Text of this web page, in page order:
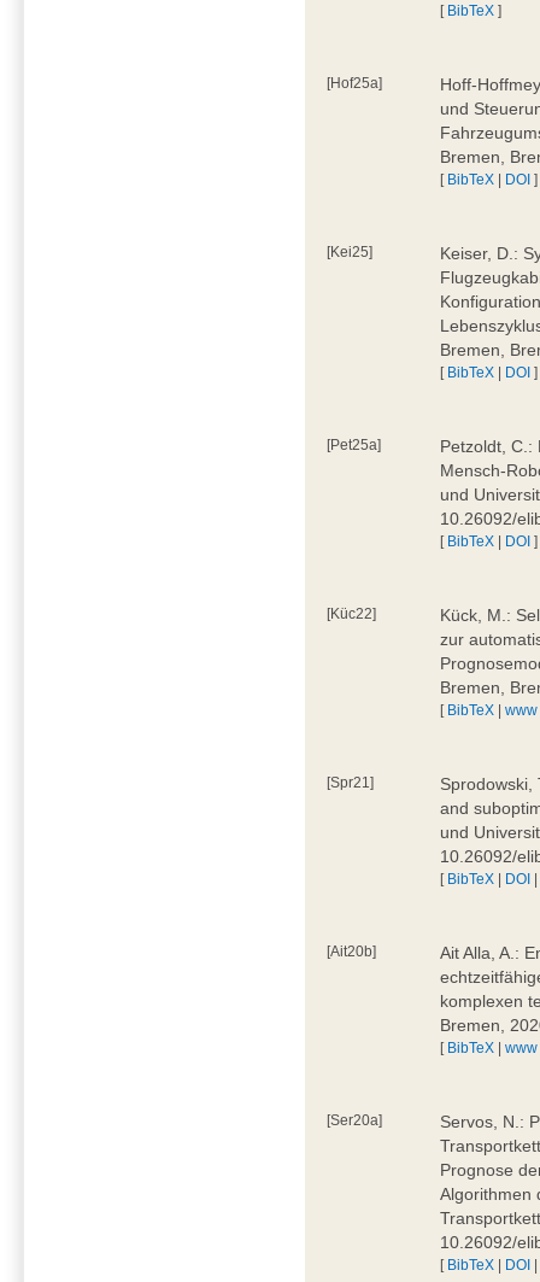
[ BibTeX ]
[Hof25a]
Hoff-
und
Bremen,
[ BibTeX | DOI ]
[Kei25]
Keiser, D.:
Bremen,
[ BibTeX | DOI ]
[Pet25a]
Petzoldt, C.:
Mensch-
und
10.26092/
[ BibTeX | DOI ]
[Küc22]
Kück, M.:
zur
Bremen,
[ BibTeX |www
[Spr21]
Sprodowski,
and
und
10.26092/
[ BibTeX | DOI
[Ait20b]
Ait Alla, A.:
komplexen
Bremen,
[ BibTeX |www
[Ser20a]
Servos, N.:
Prognose
Algorithmen
10.26092/
[ BibTeX | DOI